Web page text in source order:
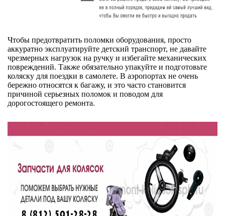
Чтобы предотвратить поломки оборудования, просто
аккуратно эксплуатируйте детский транспорт, не давайте
чрезмерных нагрузок на ручку и избегайте механических
повреждений. Также обязательно упакуйте и подготовьте
коляску для поездки в самолете. В аэропортах не очень
бережно относятся к багажу, и это часто становится
причиной серьезных поломок и поводом для
дорогостоящего ремонта.